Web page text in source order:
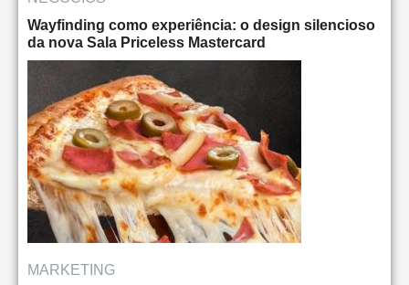
Wayfinding como experiência: o design silencioso
da nova Sala Priceless Mastercard
MARKETING